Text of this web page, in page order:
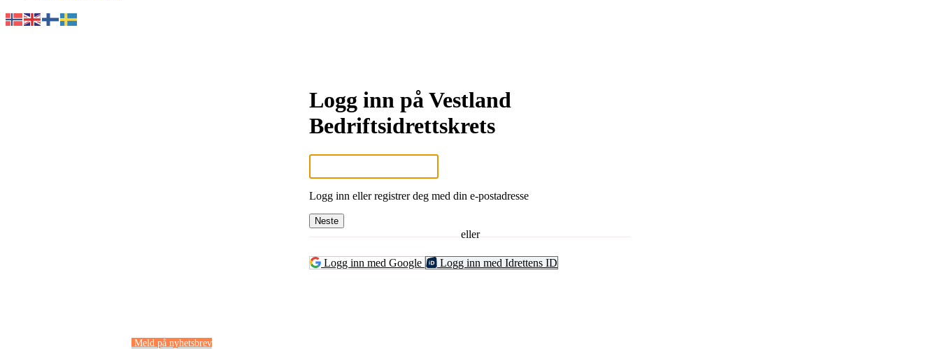
Logg inn på Vestland
Bedriftsidrettskrets
Logg inn eller registrer deg med din e-postadresse
Neste
eller
Logg inn med Google Logg inn med Idrettens ID
Meld på nyhetsbrev